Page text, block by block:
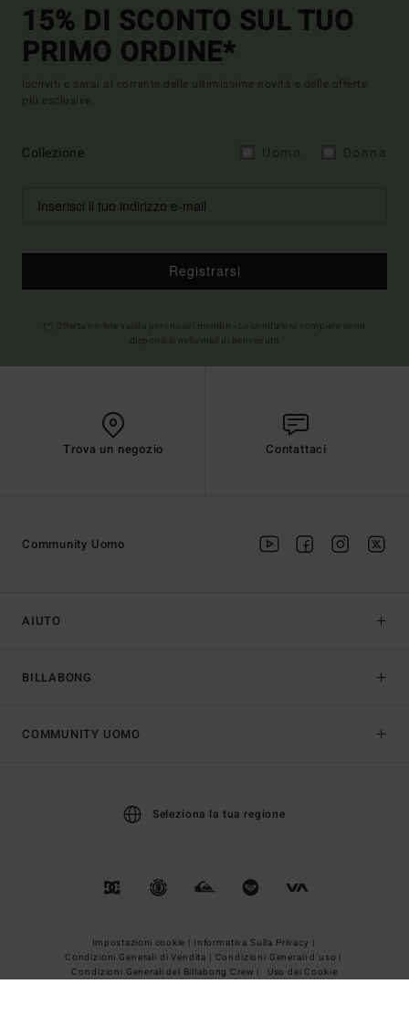
15% DI SCONTO SUL TUO
PRIMO ORDINE*
Iscriviti e sarai al corrente delle ultimissime novità e delle offerte
più esclusive.
Collezione
Registrarsi
Trova un negozio Contattaci
AIUTO
BILLABONG
Community Uomo
COMMUNITY UOMO
Seleziona la tua regione
Impostazioni cookie | Informativa Sulla Privacy |
Condizioni Generali di Vendita | Condizioni Generali d’uso |
Condizioni Generali del Billabong Crew |
Uso dei Cookie